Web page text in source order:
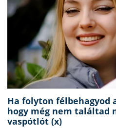
Ha folyton félbehagyod
hogy még nem találtad
vaspótlót (x)